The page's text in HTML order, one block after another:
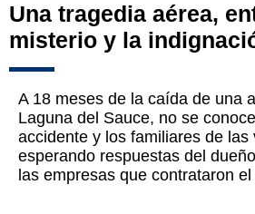
Una tragedia aérea,
misterio y la
A 18 meses de la caída de una
Laguna del Sauce, no se
accidente y los familiares de las
esperando respuestas del
las empresas que contrataron